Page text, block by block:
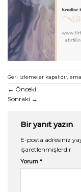
Geri izlemeler kapalıdır, ama
← Önceki
Sonraki →
Bir yanıt yazın
E-posta adresiniz
işaretlenmişlerdir
Yorum *